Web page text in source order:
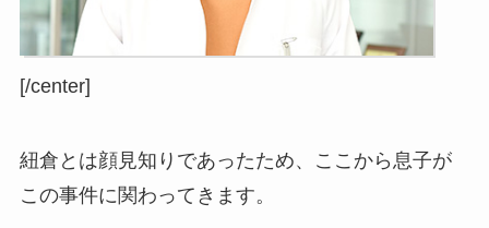
[/center]
紐倉とは顔見知りであったため、ここから息子が
この事件に関わってきます。